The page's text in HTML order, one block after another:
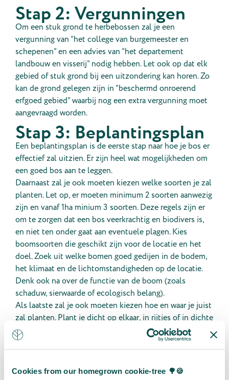
Cookies from our homegrown cookie-tree 🌳🍪
Stap 2: Vergunningen
Om een stuk grond te herbebossen zal je een
vergunning van “het college van burgemeester en
schepenen” en een advies van “het departement
landbouw en visserij” nodig hebben. Let ook op dat elk
gebied of stuk grond bij een uitzondering kan horen. Zo
kan de grond gelegen zijn in “beschermd onroerend
erfgoed gebied” waarbij nog een extra vergunning moet
aangevraagd worden.
Stap 3: Beplantingsplan
Een beplantingsplan is de eerste stap naar hoe je bos er
effectief zal uitzien. Er zijn heel wat mogelijkheden om
een goed bos aan te leggen.
Daarnaast zal je ook moeten kiezen welke soorten je zal
planten. Let op, er moeten minimum 2 soorten aanwezig
zijn en vanaf 1ha minium 3 soorten. Deze regels zijn er
om te zorgen dat een bos veerkrachtig en biodivers is,
en niet ten onder gaat aan eventuele plagen. Kies
boomsoorten die geschikt zijn voor de locatie en het
doel. Zoek uit welke bomen goed gedijen in de bodem,
het klimaat en de lichtomstandigheden op de locatie.
Denk ook na over de functie van de boom (zoals
schaduw, sierwaarde of ecologisch belang).
Als laatste zal je ook moeten kiezen hoe en waar je juist
zal planten. Plant je dicht op elkaar, in rijtjes of in dichte
groepjes. Het is allemaal mogelijk.
vergunningen en het beplantingsplan. Nu kan een stukje